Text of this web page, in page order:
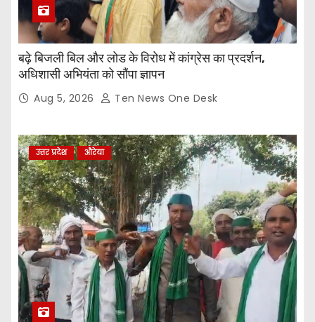
बढ़े बिजली बिल और लोड के विरोध में कांग्रेस का प्रदर्शन,
अधिशासी अभियंता को सौंपा ज्ञापन
Aug 5, 2026 Ten News One Desk
उत्तर प्रदेश औरेया